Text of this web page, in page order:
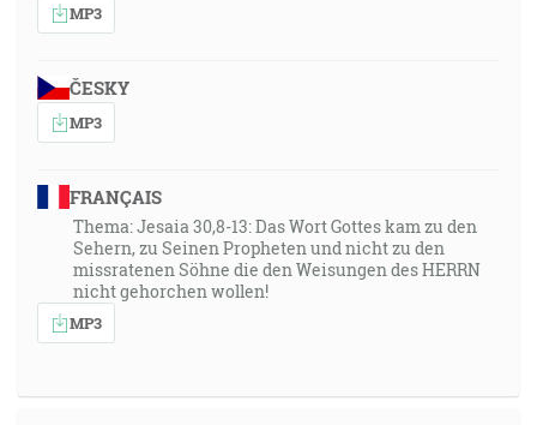
MP3
ČESKY
MP3
FRANÇAIS
Thema: Jesaia 30,8-13: Das Wort Gottes kam zu den
Sehern, zu Seinen Propheten und nicht zu den
missratenen Söhne die den Weisungen des HERRN
nicht gehorchen wollen!
MP3